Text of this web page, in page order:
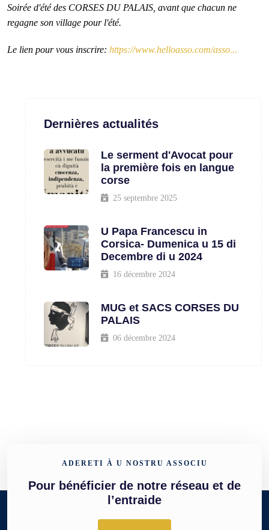
Soirée d'été des CORSES DU PALAIS, avant que chacun ne
regagne son village pour l'été.
Le lien pour vous inscrire: https://www.helloasso.com/asso...
Dernières actualités
Le serment d'Avocat pour
la première fois en langue
corse
25 septembre 2025
U Papa Francescu in
Corsica- Dumenica u 15 di
Decembre di u 2024
16 décembre 2024
MUG et SACS CORSES DU
PALAIS
06 décembre 2024
ADERETI À U NOSTRU ASSOCIU
Pour bénéficier de notre réseau et de
l’entraide